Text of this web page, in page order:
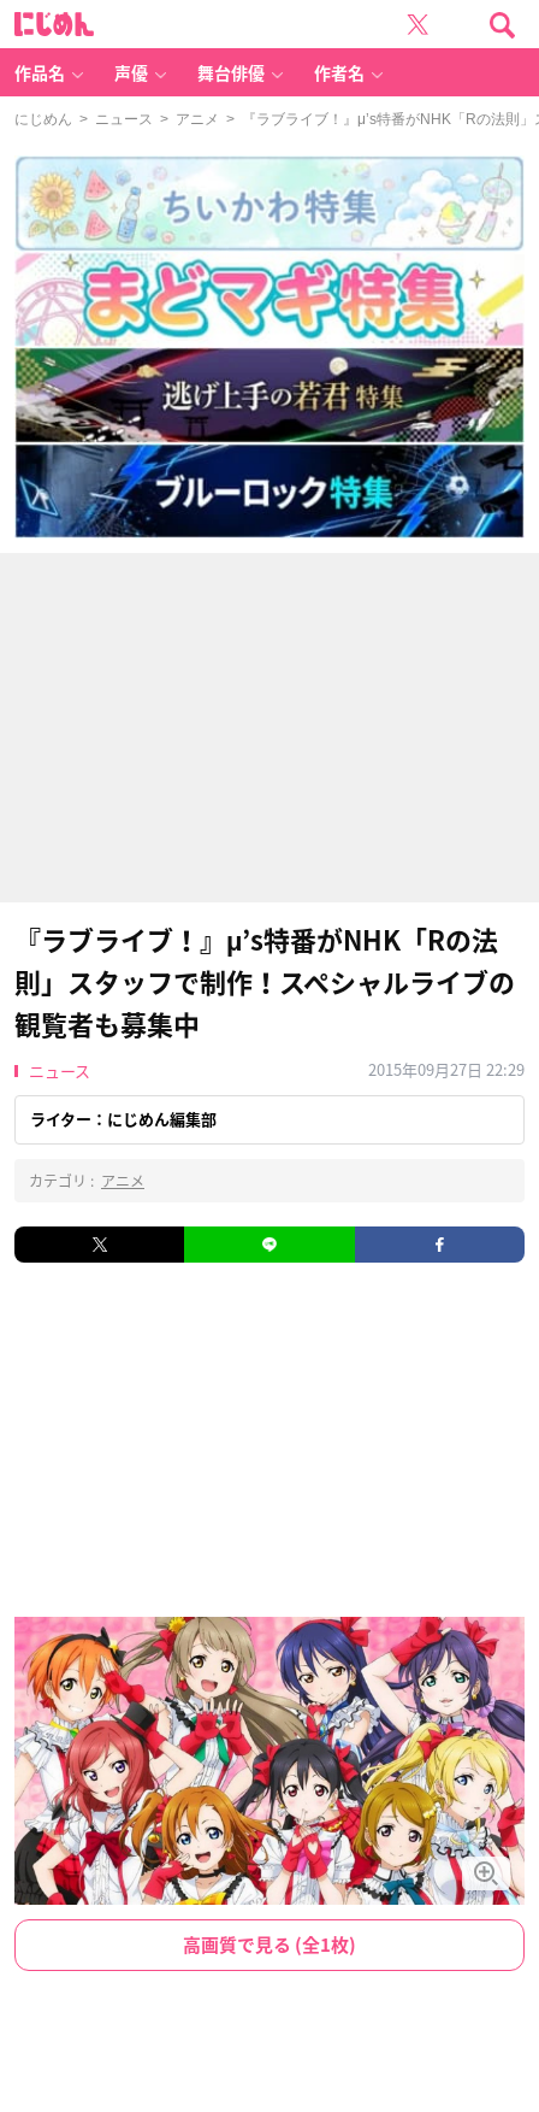
作品名 声優 舞台俳優 作者名
にじめん > ニュース > アニメ > 『ラブライブ！』μ’s特番がNHK「Rの法則
『ラブライブ！』μ’s特番がNHK「Rの法
則」スタッフで制作！スペシャルライブの
観覧者も募集中
ニュース 2015年09月27日 22:29
ライター：にじめん編集部
カテゴリ : アニメ
高画質で見る (全1枚)